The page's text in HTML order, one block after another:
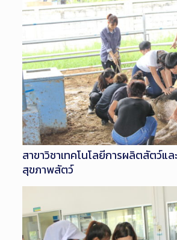
สาขาวิชาเทคโนโลยีการผลิตสัตว์แ
สุขภาพสัตว์